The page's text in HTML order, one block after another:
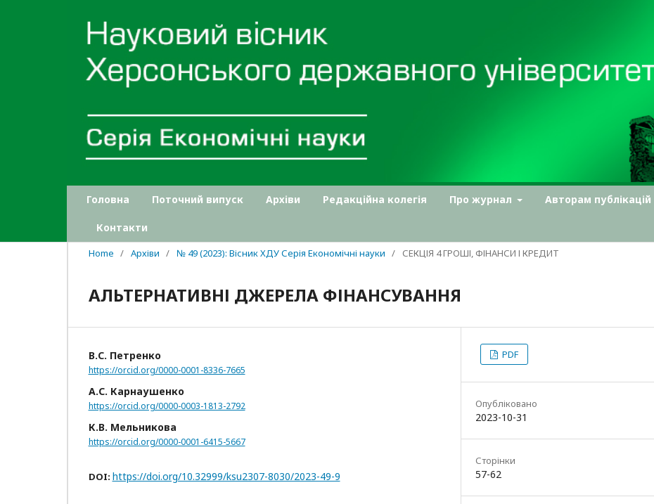
Головна Поточний випуск Архіви Редакційна колегія Про журнал Авторам публікацій
Контакти
Home / Архіви / № 49 (2023): Вісник ХДУ Серія Економічні науки / СЕКЦІЯ 4 ГРОШІ, ФІНАНСИ І КРЕДИТ
АЛЬТЕРНАТИВНІ ДЖЕРЕЛА ФІНАНСУВАННЯ
В.С. Петренко
https://orcid.org/0000-0001-8336-7665
А.С. Карнаушенко
https://orcid.org/0000-0003-1813-2792
К.В. Мельникова
https://orcid.org/0000-0001-6415-5667
DOI: https://doi.org/10.32999/ksu2307-8030/2023-49-9
PDF
Опубліковано
2023-10-31
Сторінки
57-62